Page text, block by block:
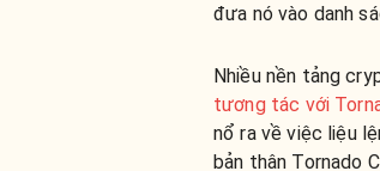
đưa nó vào danh
Nhiều nền tảng
tương tác với
nổ ra về việc liệu
bản thân Tornado